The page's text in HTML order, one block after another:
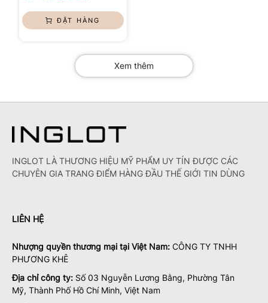
ĐẶT HÀNG
Xem thêm
INGLOT LÀ THƯƠNG HIỆU MỸ PHẨM UY TÍN ĐƯỢC CÁC
CHUYÊN GIA TRANG ĐIỂM HÀNG ĐẦU THẾ GIỚI TIN DÙNG
LIÊN HỆ
Nhượng quyền thương mại tại Việt Nam: CÔNG TY TNHH
PHƯƠNG KHÊ
Địa chỉ công ty: Số 03 Nguyễn Lương Bằng, Phường Tân
Mỹ, Thành Phố Hồ Chí Minh, Việt Nam